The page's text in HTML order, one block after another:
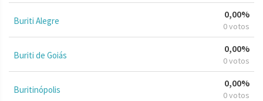
Buriti Alegre
0,00%
0 votos
Buriti de Goiás
0,00%
0 votos
Buritinópolis
0,00%
0 votos